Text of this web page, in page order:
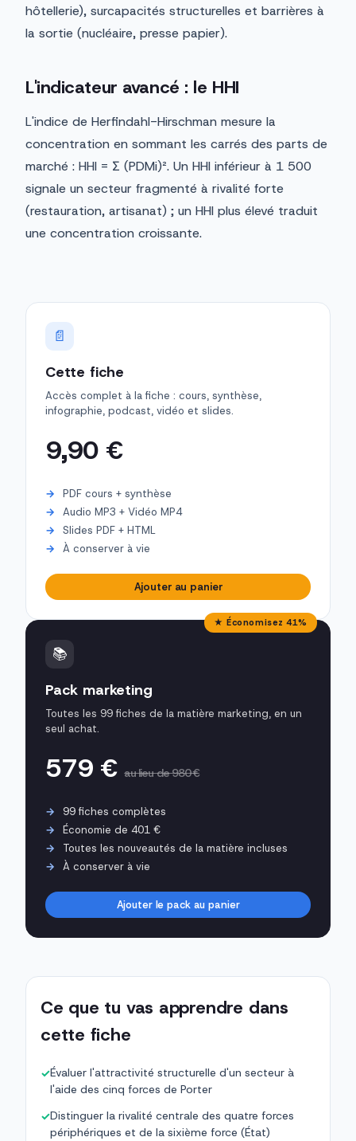
hôtellerie), surcapacités structurelles et barrières à
la sortie (nucléaire, presse papier).
L'indicateur avancé : le HHI
L'indice de Herfindahl-Hirschman mesure la
concentration en sommant les carrés des parts de
marché : HHI = Σ (PDMi)². Un HHI inférieur à 1 500
signale un secteur fragmenté à rivalité forte
(restauration, artisanat) ; un HHI plus élevé traduit
une concentration croissante.
📄
Cette fiche
Accès complet à la fiche : cours, synthèse,
infographie, podcast, vidéo et slides.
9,90 €
PDF cours + synthèse
Audio MP3 + Vidéo MP4
Slides PDF + HTML
À conserver à vie
Ajouter au panier
★ Économisez 41%
📚
Pack marketing
Toutes les 99 fiches de la matière marketing, en un
seul achat.
579 €au lieu de 980 €
99 fiches complètes
Économie de 401 €
Toutes les nouveautés de la matière incluses
À conserver à vie
Ajouter le pack au panier
Ce que tu vas apprendre dans
cette fiche
✓Évaluer l'attractivité structurelle d'un secteur à
l'aide des cinq forces de Porter
✓Distinguer la rivalité centrale des quatre forces
périphériques et de la sixième force (État)